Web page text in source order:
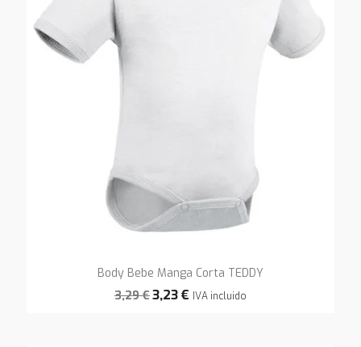
Body Bebe Manga Corta TEDDY
3,29 €3,23 € IVA incluido